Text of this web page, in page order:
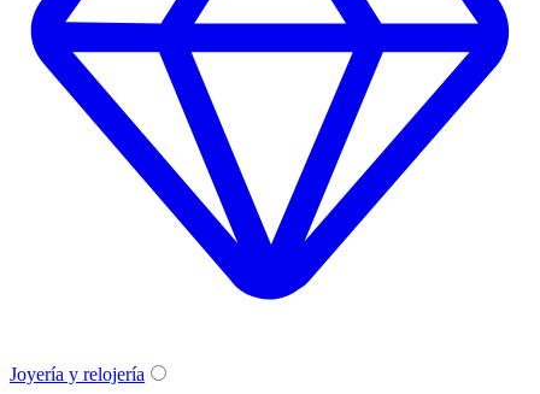
Joyería y relojería